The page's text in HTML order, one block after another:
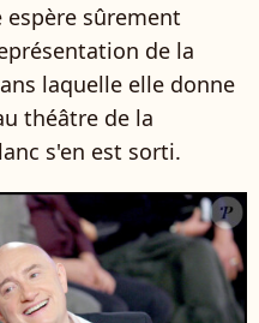
espère sûrement
de la
laquelle elle donne
théâtre de la
s'en est sorti.